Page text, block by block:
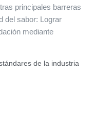
principales barreras
del sabor: Lograr
mediante
de la industria